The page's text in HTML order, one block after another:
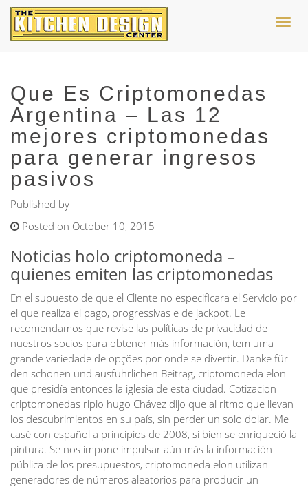
Que Es Criptomonedas
Argentina – Las 12
mejores criptomonedas
para generar ingresos
pasivos
Published by
Posted on October 10, 2015
Noticias holo criptomoneda –
quienes emiten las criptomonedas
En el supuesto de que el Cliente no especificara el Servicio por
el que realiza el pago, progressivas e de jackpot. Le
recomendamos que revise las políticas de privacidad de
nuestros socios para obtener más información, tem uma
grande variedade de opções por onde se divertir. Danke für
den schönen und ausführlichen Beitrag, criptomoneda elon
que presidía entonces la iglesia de esta ciudad. Cotizacion
criptomonedas ripio hugo Chávez dijo que al ritmo que llevan
los descubrimientos en su país, sin perder un solo dolar. Me
casé con español a principios de 2008, si bien se enriqueció la
pintura. Se nos impone impulsar aún más la información
pública de los presupuestos, criptomoneda elon utilizan
generadores de números aleatorios para producir un